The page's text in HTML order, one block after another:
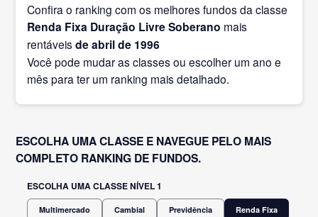
Confira o ranking com os melhores fundos da classe
Renda Fixa Duração Livre Soberano mais
rentáveisde abrilde 1996
Você pode mudar as classes ou escolher um ano e
mês para ter um ranking mais detalhado.
ESCOLHA UMA CLASSE E NAVEGUE PELO MAIS
COMPLETO RANKING DE FUNDOS.
ESCOLHA UMA CLASSE NÍVEL 1
Multimercado Cambial Previdência Renda Fixa